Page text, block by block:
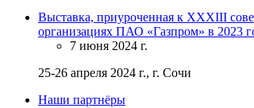
Выставка, приуроченная к XXXIII
организациях ПАО «Газпром» в 2023
7 июня 2024 г.
25-26 апреля 2024 г., г. Сочи
Наши партнёры